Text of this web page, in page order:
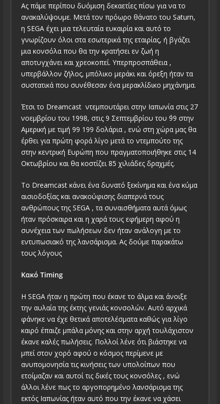
Ας πάμε περίπου δυόμιση δεκαετίες πίσω για να το
ανακαλύψουμε. Μετά τον πρόωρο θάνατο του Saturn,
η SEGA έχει μια τελευταία ευκαιρία και αυτό το
γνωρίζουν όλοι στα εσωτερικά της εταιρίας, ή βγάζει
μια κονσόλα που θα την κρατήσει εν ζωή η
αποτυγχάνει και χρεοκοπεί. Υπερπροσπάθεια ,
υπερβάλλον ζήλος, μπόλικο μεράκι και όρεξη ήταν τα
συστατικά που συνέθεσαν ένα μερακλίδικο μηχάνημα.
Έτσι το Dreamcast ντεμπουτάρει στην Ιαπωνία στις 27
νοεμβρίου του 1998, στις 9 Σεπτεμβρίου του ΄99 στην
Αμερική με τιμή 99 199 δολάρια , ενώ στη χώρα μας θα
έρθει για πρώτη φορά λίγο μετά το ντεμπούτο της
στην κεντρική Ευρώπη που πραγματοποιήθηκε στις 14
Οκτωβρίου και θα κοστίζει 85 χιλιάδες δραχμές.
Το Dreamcast κάνει ένα δυνατό ξεκίνημα και ένα κύμα
αισιοδοξίας και ανακούφισης διαπερνά τους
ανθρώπους της SEGA , τα συναισθήματα αυτά όμως
ήταν πρόσκαιρα και η χαρά τους εφήμερη αφού η
συνέχεια των πωλήσεων δεν ήταν ανάλογη με το
εντυπωσιακό της λανσάρισμα. Ας δούμε παρακάτω
τους λόγους
Κακό Timing
H SEGA ήταν η πρώτη που έκανε το άλμα και άνοιξε
την αυλαία της έκτης γενιάς κονσολών. Αυτό αρχικά
φάνηκε να έχε θετικά αποτελέσματα καθώς για λίγο
καιρό έπαιζε μπάλα μόνης και στην αρχή τουλάχιστον
έκανε καλές πωλήσεις. Πολλοί λένε ότι βιάστηκε να
μπεί στον χορό αφού ο κόσμος περίμενε με
ανυπομονησία τις κινήσεις των υπολοίπων που
ετοίμαζαν και αυτοί τις δικές τους κονσόλες , ενώ
άλλοι λένε πως το αργοπορημένο λανσάρισμα της
εκτός Ιαπωνίας ήταν αυτό που την έκανε να χάσει